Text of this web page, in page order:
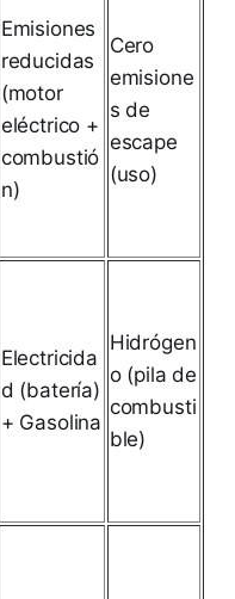
Emisiones
reducidas
(motor
eléctrico +
combustió
n)
Cero
emisione
s de
escape
(uso)
Electricida
d (batería)
+ Gasolina
Hidrógen
o (pila de
combusti
ble)